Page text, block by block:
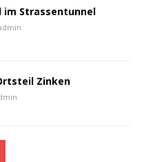
im Strassentunnel
Zinken